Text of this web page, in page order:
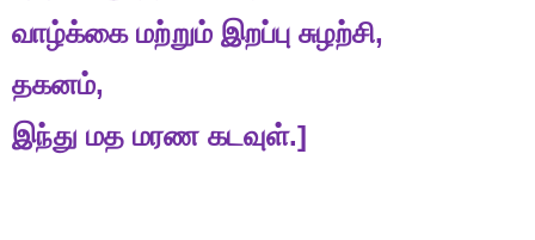
வாழ்க்கை மற்றும் இறப்பு சுழற்சி,
தகனம்,
இந்து மத மரண கடவுள்.]